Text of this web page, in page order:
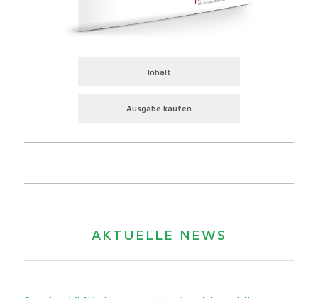
Inhalt
Ausgabe kaufen
AKTUELLE NEWS